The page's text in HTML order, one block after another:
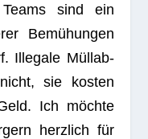
Teams sind ein
Bemü­hun­gen
Ille­gale Müll­ab­
sie kos­ten
Ich möchte
herz­lich für